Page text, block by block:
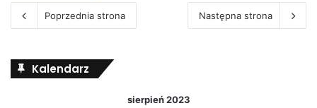
Poprzednia strona Następna strona
Kalendarz
sierpień 2023